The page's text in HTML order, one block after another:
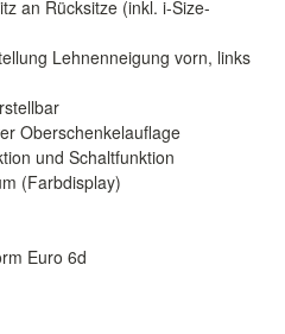
an Rücksitze (inkl. i-Size-
Lehnenneigung vorn, links
Oberschenkelauflage
und Schaltfunktion
(Farbdisplay)
Euro 6d